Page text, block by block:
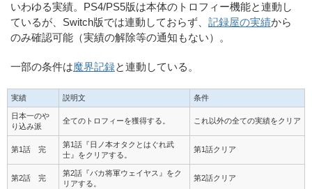
いわゆる実績。PS4/PS5版は本体のトロフィー機能と連動し
ているが、Switch版では連動しておらず、 記録屋の実績から
のみ確認可能（実績の解除等の通知もない）。
一部の条件は魔界記録と連動している。
実績 説明文 条件
日本一のや
り込み派
全てのトロフィーを獲得する。 これ以外の全ての実績をクリア
第1話 完
第1話『日ノ本オタクとはぐれ武
士』をクリアする。
第1話クリア
第2話 完
第2話『バカ将軍ウェイヤス』をク
リアする。
第2話クリア